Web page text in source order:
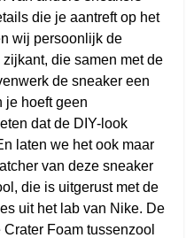
die je aantreft op het
wij persoonlijk de
die samen met de
de sneaker een
je hoeft geen
dat de DIY-look
laten we het ook maar
van deze sneaker
die is uitgerust met de
uit het lab van Nike. De
Foam tussenzool